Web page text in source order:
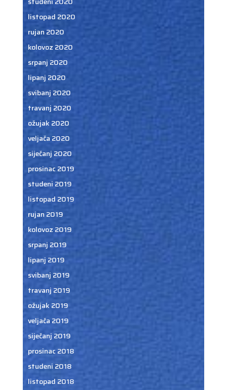
listopad 2020
rujan 2020
kolovoz 2020
srpanj 2020
lipanj 2020
svibanj 2020
travanj 2020
ožujak 2020
veljača 2020
siječanj 2020
prosinac 2019
studeni 2019
listopad 2019
rujan 2019
kolovoz 2019
srpanj 2019
lipanj 2019
svibanj 2019
travanj 2019
ožujak 2019
veljača 2019
siječanj 2019
prosinac 2018
studeni 2018
listopad 2018